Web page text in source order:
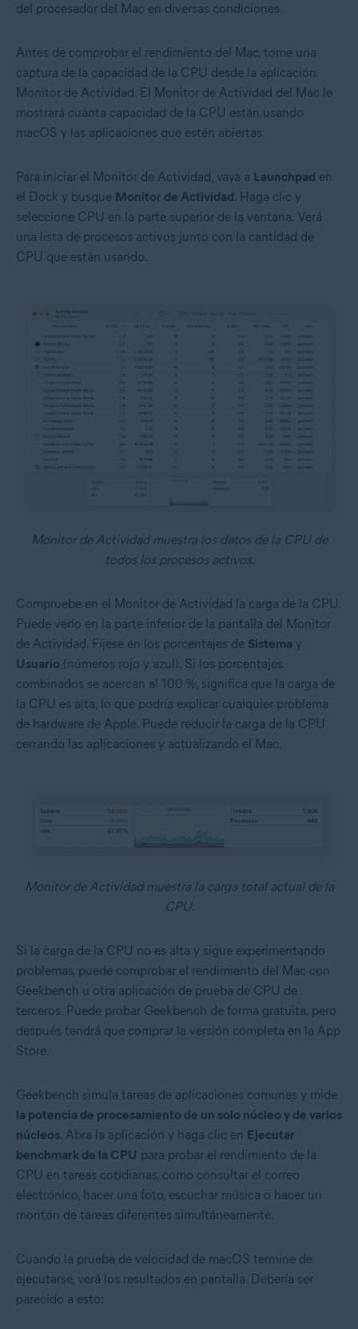
del procesador del Mac en diversas condiciones.
Antes de comprobar el rendimiento del Mac, tome una
captura de la capacidad de la CPU desde la aplicación
Monitor de Actividad. El Monitor de Actividad del Mac le
mostrará cuánta capacidad de la CPU están usando
macOS y las aplicaciones que estén abiertas.
Para iniciar el Monitor de Actividad, vaya a Launchpad en
el Dock y busque Monitor de Actividad. Haga clic y
seleccione CPU en la parte superior de la ventana. Verá
una lista de procesos activos junto con la cantidad de
CPU que están usando.
Monitor de Actividad muestra los datos de la CPU de
todos los procesos activos.
Compruebe en el Monitor de Actividad la carga de la CPU.
Puede verlo en la parte inferior de la pantalla del Monitor
de Actividad. Fíjese en los porcentajes de Sistema y
Usuario (números rojo y azul). Si los porcentajes
combinados se acercan al 100 %, significa que la carga de
la CPU es alta, lo que podría explicar cualquier problema
de hardware de Apple. Puede reducir la carga de la CPU
cerrando las aplicaciones y actualizando el Mac.
Monitor de Actividad muestra la carga total actual de la
CPU.
Si la carga de la CPU no es alta y sigue experimentando
problemas, puede comprobar el rendimiento del Mac con
Geekbench u otra aplicación de prueba de CPU de
terceros. Puede probar Geekbench de forma gratuita, pero
después tendrá que comprar la versión completa en la App
Store.
Geekbench simula tareas de aplicaciones comunes y mide
la potencia de procesamiento de un solo núcleo y de varios
núcleos. Abra la aplicación y haga clic en Ejecutar
benchmark de la CPU para probar el rendimiento de la
CPU en tareas cotidianas, como consultar el correo
electrónico, hacer una foto, escuchar música o hacer un
montón de tareas diferentes simultáneamente.
Cuando la prueba de velocidad de macOS termine de
ejecutarse, verá los resultados en pantalla. Debería ser
parecido a esto: